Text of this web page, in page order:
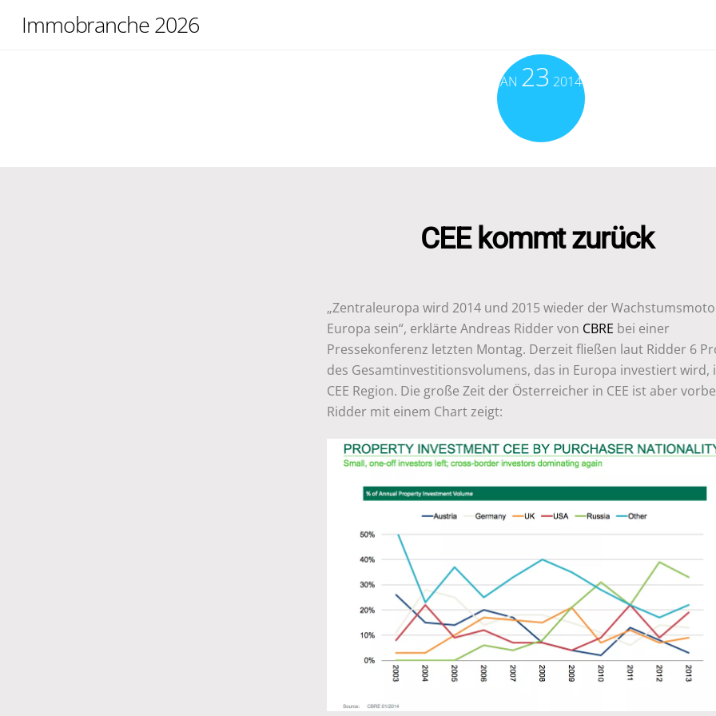
Immobranche 2026
JAN 23 2014
CEE kommt zurück
„Zentraleuropa wird 2014 und 2015 wieder der
Europa sein“, erklärte Andreas Ridder von CBRE bei einer
Pressekonferenz letzten Montag. Derzeit fließen laut Ridder 6
des Gesamtinvestitionsvolumens, das in Europa investiert wird,
CEE Region. Die große Zeit der Österreicher in CEE ist aber
Ridder mit einem Chart zeigt: